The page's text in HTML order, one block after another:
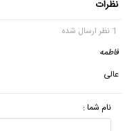
نظرات
1 نظر ارسال شده
فاطمه
عالی
نام شما :